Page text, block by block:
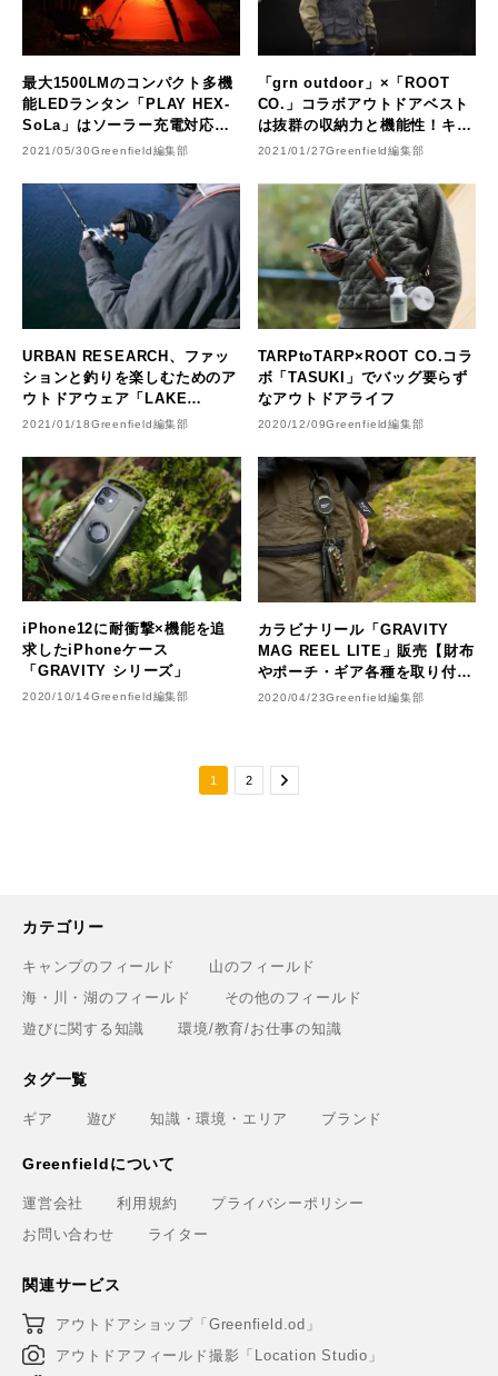
最大1500LMのコンパクト多機
能LEDランタン「PLAY HEX-
SoLa」はソーラー充電対応＆
IP65防水性能
2021/05/30Greenfield編集部
「grn outdoor」×「ROOT
CO.」コラボアウトドアベスト
は抜群の収納力と機能性！キャ
ンプやフィッシングシーンに重
2021/01/27Greenfield編集部
URBAN RESEARCH、ファッ
ションと釣りを楽しむためのア
ウトドアウェア「LAKE
SEEKER’S」
2021/01/18Greenfield編集部
TARPtoTARP×ROOT CO.コラ
ボ「TASUKI」でバッグ要らず
なアウトドアライフ
2020/12/09Greenfield編集部
iPhone12に耐衝撃×機能を追
求したiPhoneケース
「GRAVITY シリーズ」
2020/10/14Greenfield編集部
カラビナリール「GRAVITY
MAG REEL LITE」販売【財布
やポーチ・ギア各種を取り付け
て使えるマグネット内蔵】
2020/04/23Greenfield編集部
1 2
カテゴリー
キャンプのフィールド
山のフィールド
海・川・湖のフィールド
その他のフィールド
遊びに関する知識
環境/教育/お仕事の知識
タグ一覧
ギア 遊び 知識・環境・エリア ブランド
Greenfieldについて
運営会社 利用規約
プライバシーポリシー
お問い合わせ
ライター
関連サービス
アウトドアショップ「Greenfield.od」
アウトドアフィールド撮影「Location Studio」